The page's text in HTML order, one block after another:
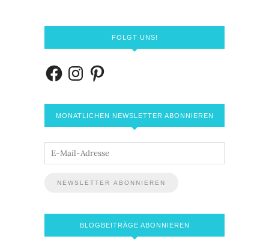
FOLGT UNS!
MONATLICHEN NEWSLETTER ABONNIEREN
BLOGBEITRÄGE ABONNIEREN